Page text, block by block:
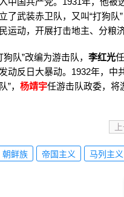
了武装赤卫队，又叫“打狗队”
运动，开展打击地主、分粮
队”改编为游击队， 李红光
动反日大暴动。1932年，中
”， 杨靖宇任游击队政委，将
朝鲜族 帝国主义 马列主义